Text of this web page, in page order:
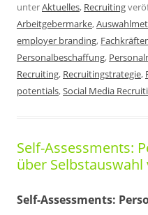
unterAktuelles, Recruiting
Arbeitgebermarke,
employer branding,
Personalbeschaffung,
Recruiting, Recruitingstrategie,
potentials,Social Media
Self-Assessments:
über Selbstauswahl
Self-Assessments: